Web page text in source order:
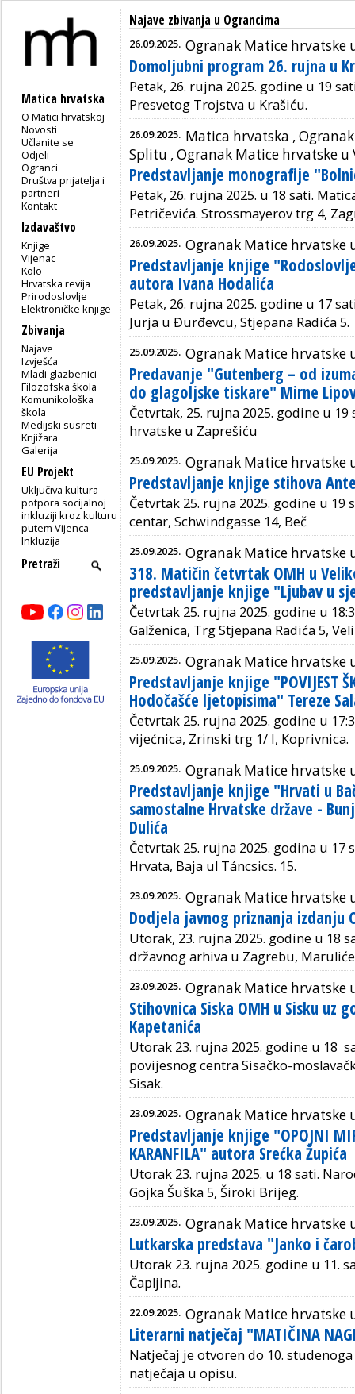
Matica hrvatska
O Matici hrvatskoj
Novosti
Učlanite se
Odjeli
Ogranci
Društva prijatelja i
partneri
Kontakt
Izdavaštvo
Knjige
Vijenac
Kolo
Hrvatska revija
Prirodoslovlje
Elektroničke knjige
Zbivanja
Najave
Izvješća
Mladi glazbenici
Filozofska škola
Komunikološka
škola
Medijski susreti
Knjižara
Galerija
EU Projekt
Uključiva kultura -
potpora socijalnoj
inkluziji kroz kulturu
putem Vijenca
Inkluzija
Najave zbivanja u Ograncima
26.09.2025. Ogranak Matice hrvatske
Domoljubni program 26. rujna u
Petak, 26. rujna 2025. godine u 19
Presvetog Trojstva u Krašiću.
26.09.2025. Matica hrvatska ,
Splitu , Ogranak Matice hrvatske u
Predstavljanje monografije
Petak, 26. rujna 2025. u 18 sati.
Petričevića. Strossmayerov trg 4,
26.09.2025. Ogranak Matice hrvatske
Predstavljanje knjige
autora Ivana Hodalića
Petak, 26. rujna 2025. godine u 17
Jurja u Đurđevcu, Stjepana Radića 5.
25.09.2025. Ogranak Matice hrvatske
Predavanje "Gutenberg – od
do glagoljske tiskare" Mirne
Četvrtak, 25. rujna 2025. godine u
hrvatske u Zaprešiću
25.09.2025. Ogranak Matice hrvatske
Predstavljanje knjige stihova
Četvrtak 25. rujna 2025. godine u 19
centar, Schwindgasse 14, Beč
25.09.2025. Ogranak Matice hrvatske
318. Matičin četvrtak OMH u
predstavljanje knjige "Ljubav u
Četvrtak 25. rujna 2025. godine u
Galženica, Trg Stjepana Radića 5,
25.09.2025. Ogranak Matice hrvatske
Predstavljanje knjige "POVIJEST
Hodočašće ljetopisima" Tereze
Četvrtak 25. rujna 2025. godine u
vijećnica, Zrinski trg 1/ I, Koprivnica.
25.09.2025. Ogranak Matice hrvatske
Predstavljanje knjige "Hrvati u
samostalne Hrvatske države -
Dulića
Četvrtak 25. rujna 2025. godina u
Hrvata, Baja ul Táncsics. 15.
23.09.2025. Ogranak Matice hrvatske
Dodjela javnog priznanja izdanju
Utorak, 23. rujna 2025. godine u 18
državnog arhiva u Zagrebu,
23.09.2025. Ogranak Matice hrvatske
Stihovnica Siska OMH u Sisku uz
Kapetanića
Utorak 23. rujna 2025. godine u 18
povijesnog centra Sisačko-
Sisak.
23.09.2025. Ogranak Matice hrvatske
Predstavljanje knjige "OPOJNI
KARANFILA" autora Srećka Župića
Utorak 23. rujna 2025. u 18 sati.
Gojka Šuška 5, Široki Brijeg.
23.09.2025. Ogranak Matice hrvatske
Lutkarska predstava "Janko i
Utorak 23. rujna 2025. godine u 11.
Čapljina.
22.09.2025. Ogranak Matice hrvatske
Literarni natječaj "MATIČINA
Natječaj je otvoren do 10.
natječaja u opisu.